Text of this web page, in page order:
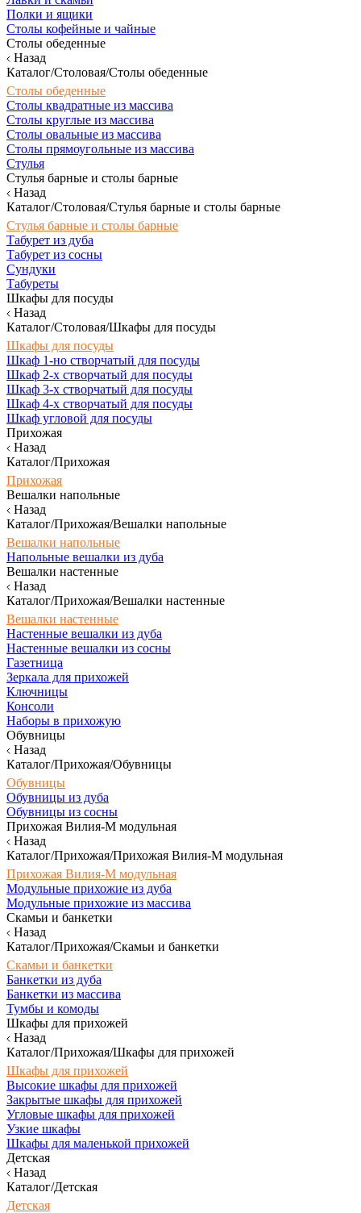
Полки и ящики
Столы кофейные и чайные
Столы обеденные
Назад
Каталог/Столовая/Столы обеденные
Столы обеденные
Столы квадратные из массива
Столы круглые из массива
Столы овальные из массива
Столы прямоугольные из массива
Стулья
Стулья барные и столы барные
Назад
Каталог/Столовая/Стулья барные и столы барные
Стулья барные и столы барные
Табурет из дуба
Табурет из сосны
Сундуки
Табуреты
Шкафы для посуды
Назад
Каталог/Столовая/Шкафы для посуды
Шкафы для посуды
Шкаф 1-но створчатый для посуды
Шкаф 2-х створчатый для посуды
Шкаф 3-х створчатый для посуды
Шкаф 4-х створчатый для посуды
Шкаф угловой для посуды
Прихожая
Назад
Каталог/Прихожая
Прихожая
Вешалки напольные
Назад
Каталог/Прихожая/Вешалки напольные
Вешалки напольные
Напольные вешалки из дуба
Вешалки настенные
Назад
Каталог/Прихожая/Вешалки настенные
Вешалки настенные
Настенные вешалки из дуба
Настенные вешалки из сосны
Газетница
Зеркала для прихожей
Ключницы
Консоли
Наборы в прихожую
Обувницы
Назад
Каталог/Прихожая/Обувницы
Обувницы
Обувницы из дуба
Обувницы из сосны
Прихожая Вилия-М модульная
Назад
Каталог/Прихожая/Прихожая Вилия-М модульная
Прихожая Вилия-М модульная
Модульные прихожие из дуба
Модульные прихожие из массива
Скамьи и банкетки
Назад
Каталог/Прихожая/Скамьи и банкетки
Скамьи и банкетки
Банкетки из дуба
Банкетки из массива
Тумбы и комоды
Шкафы для прихожей
Назад
Каталог/Прихожая/Шкафы для прихожей
Шкафы для прихожей
Высокие шкафы для прихожей
Закрытые шкафы для прихожей
Угловые шкафы для прихожей
Узкие шкафы
Шкафы для маленькой прихожей
Детская
Назад
Каталог/Детская
Детская